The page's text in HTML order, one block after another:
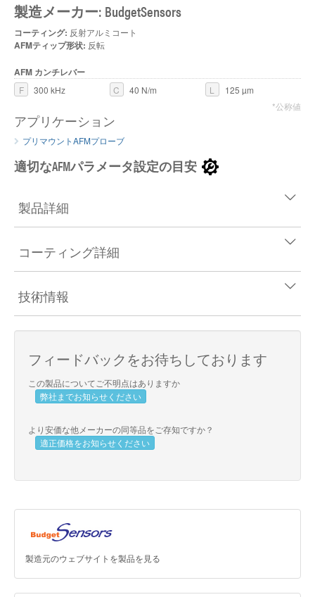
製造メーカー: BudgetSensors
コーティング: 反射アルミコート
AFMティップ形状: 反転
AFM カンチレバー
F 300 kHz C 40 N/m L
125 µm
*公称値
アプリケーション
プリマウントAFMプローブ
適切なAFMパラメータ設定の目安
製品詳細
コーティング詳細
技術情報
フィードバックをお待ちしております
この製品についてご不明点はありますか
弊社までお知らせください
より安価な他メーカーの同等品をご存知ですか？
適正価格をお知らせください
製造元のウェブサイトを製品を見る